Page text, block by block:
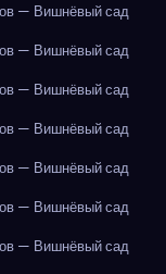
— Вишнёвый сад
— Вишнёвый сад
— Вишнёвый сад
— Вишнёвый сад
— Вишнёвый сад
— Вишнёвый сад
— Вишнёвый сад